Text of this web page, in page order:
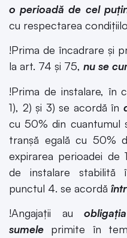
o perioadă de cel
cu respectarea
!Prima de încadrare şi
la art. 74 şi 75, nu se
!Prima de instalare, în
1), 2) și 3) se acordă în
cu 50% din cuantumul
tranșă egală cu 50%
expirarea perioadei de
de instalare stabilită
punctul 4. se acordă
!Angajaţii au
sumele primite în